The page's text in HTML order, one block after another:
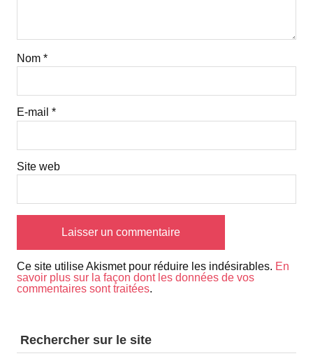
Nom *
E-mail *
Site web
Ce site utilise Akismet pour réduire les indésirables. En
savoir plus sur la façon dont les données de vos
commentaires sont traitées.
Rechercher sur le site